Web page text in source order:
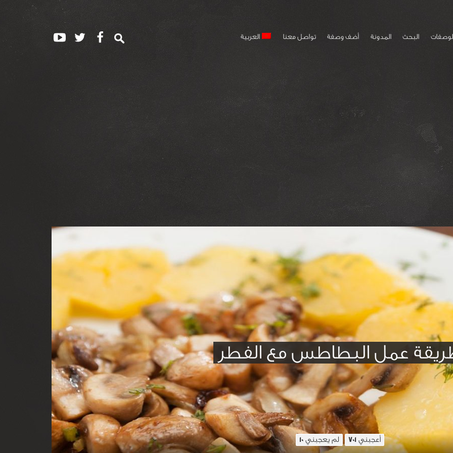
البحث المدونة أضف وصفة تواصل معنا العربية
عمل البطاطس مع الفطر
أعجبني 701 لم يعجبني10